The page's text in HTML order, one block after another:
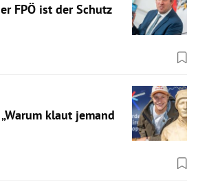
FPÖ ist der Schutz
klaut jemand